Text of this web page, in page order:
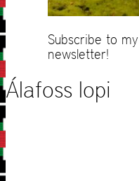
Subscribe to my
newsletter!
Álafoss lopi